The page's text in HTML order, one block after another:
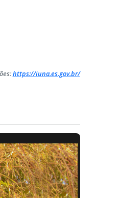
https://iuna.es.gov.br/